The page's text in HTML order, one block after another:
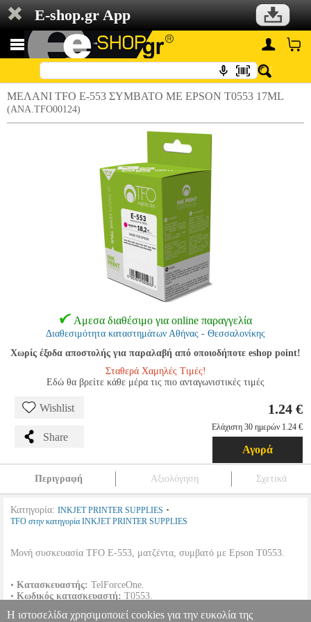
E-shop.gr App
ΜΕΛΑΝΙ TFO E-553 ΣΥΜΒΑΤΟ ΜΕ EPSON T0553 17ML
(ANA.TFO00124)
Αμεσα διαθέσιμο για online παραγγελία
Διαθεσιμότητα καταστημάτων Αθήνας - Θεσσαλονίκης
Χωρίς έξοδα αποστολής για παραλαβή από οποιοδήποτε eshop point!
Σταθερά Χαμηλές Τιμές!
Εδώ θα βρείτε κάθε μέρα τις πιο ανταγωνιστικές τιμές
Wishlist
Share
1.24 €
Ελάχιστη 30 ημερών 1.24 €
Αγορά
Περιγραφή Αξιολόγηση Σχετικά
Κατηγορία: INKJET PRINTER SUPPLIES •
TFO στην κατηγορία INKJET PRINTER SUPPLIES
Μονή συσκευασία TFO E-553, ματζέντα, συμβατό με Epson T0553.
• Κατασκευαστής: TelForceOne.
• Κωδικός κατασκευαστή: T0553.
• Χωρητικότητα:17 ml.
Η ιστοσελίδα χρησιμοποιεί cookies για την ευκολία της